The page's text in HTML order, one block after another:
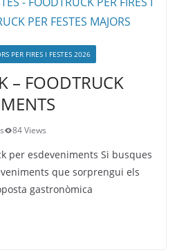
PER FIRES I FESTES 2026
– FOODTRUCK
84 Views
per esdeveniments Si busques
que sorprengui els
gastronòmica